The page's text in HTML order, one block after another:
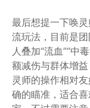
最后想提一下唤
流玩法，目前是
人叠加“流血”“中
额减伤与群体增
灵师的操作相对
确的瞄准，适合